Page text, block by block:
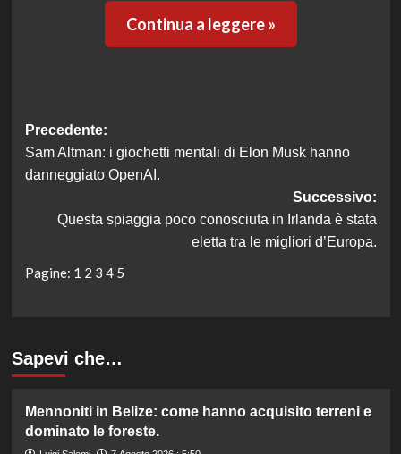
Continua a leggere »
Navigazione
articolo
Precedente:
Sam Altman: i giochetti mentali di Elon Musk hanno
danneggiato OpenAI.
Successivo:
Questa spiaggia poco conosciuta in Irlanda è stata
eletta tra le migliori d’Europa.
Pagine: 1 2 3 4 5
Sapevi che…
Mennoniti in Belize: come hanno acquisito terreni e
dominato le foreste.